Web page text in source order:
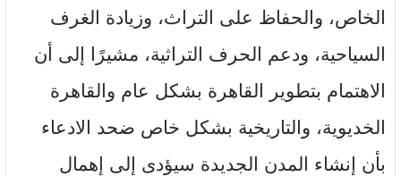
الخاص، والحفاظ على التراث، وزيادة الغرف
السياحية، ودعم الحرف التراثية، مشيرًا إلى أن
الاهتمام بتطوير القاهرة بشكل عام والقاهرة
الخديوية، والتاريخية بشكل خاص ضحد الادعاء
بأن إنشاء المدن الجديدة سيؤدى إلى إهمال